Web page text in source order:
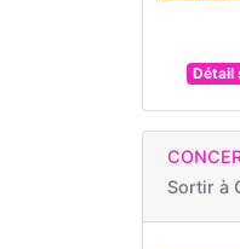
Détail
Sortir à